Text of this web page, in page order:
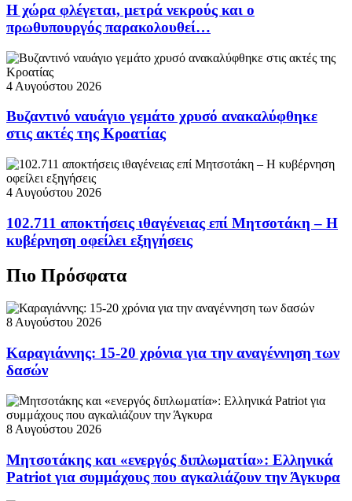
Η χώρα φλέγεται, μετρά νεκρούς και ο
πρωθυπουργός παρακολουθεί…
4 Αυγούστου 2026
Βυζαντινό ναυάγιο γεμάτο χρυσό ανακαλύφθηκε
στις ακτές της Κροατίας
4 Αυγούστου 2026
102.711 αποκτήσεις ιθαγένειας επί Μητσοτάκη – Η
κυβέρνηση οφείλει εξηγήσεις
Πιο Πρόσφατα
8 Αυγούστου 2026
Καραγιάννης: 15-20 χρόνια για την αναγέννηση των
δασών
8 Αυγούστου 2026
Μητσοτάκης και «ενεργός διπλωματία»: Ελληνικά
Patriot για συμμάχους που αγκαλιάζουν την Άγκυρα